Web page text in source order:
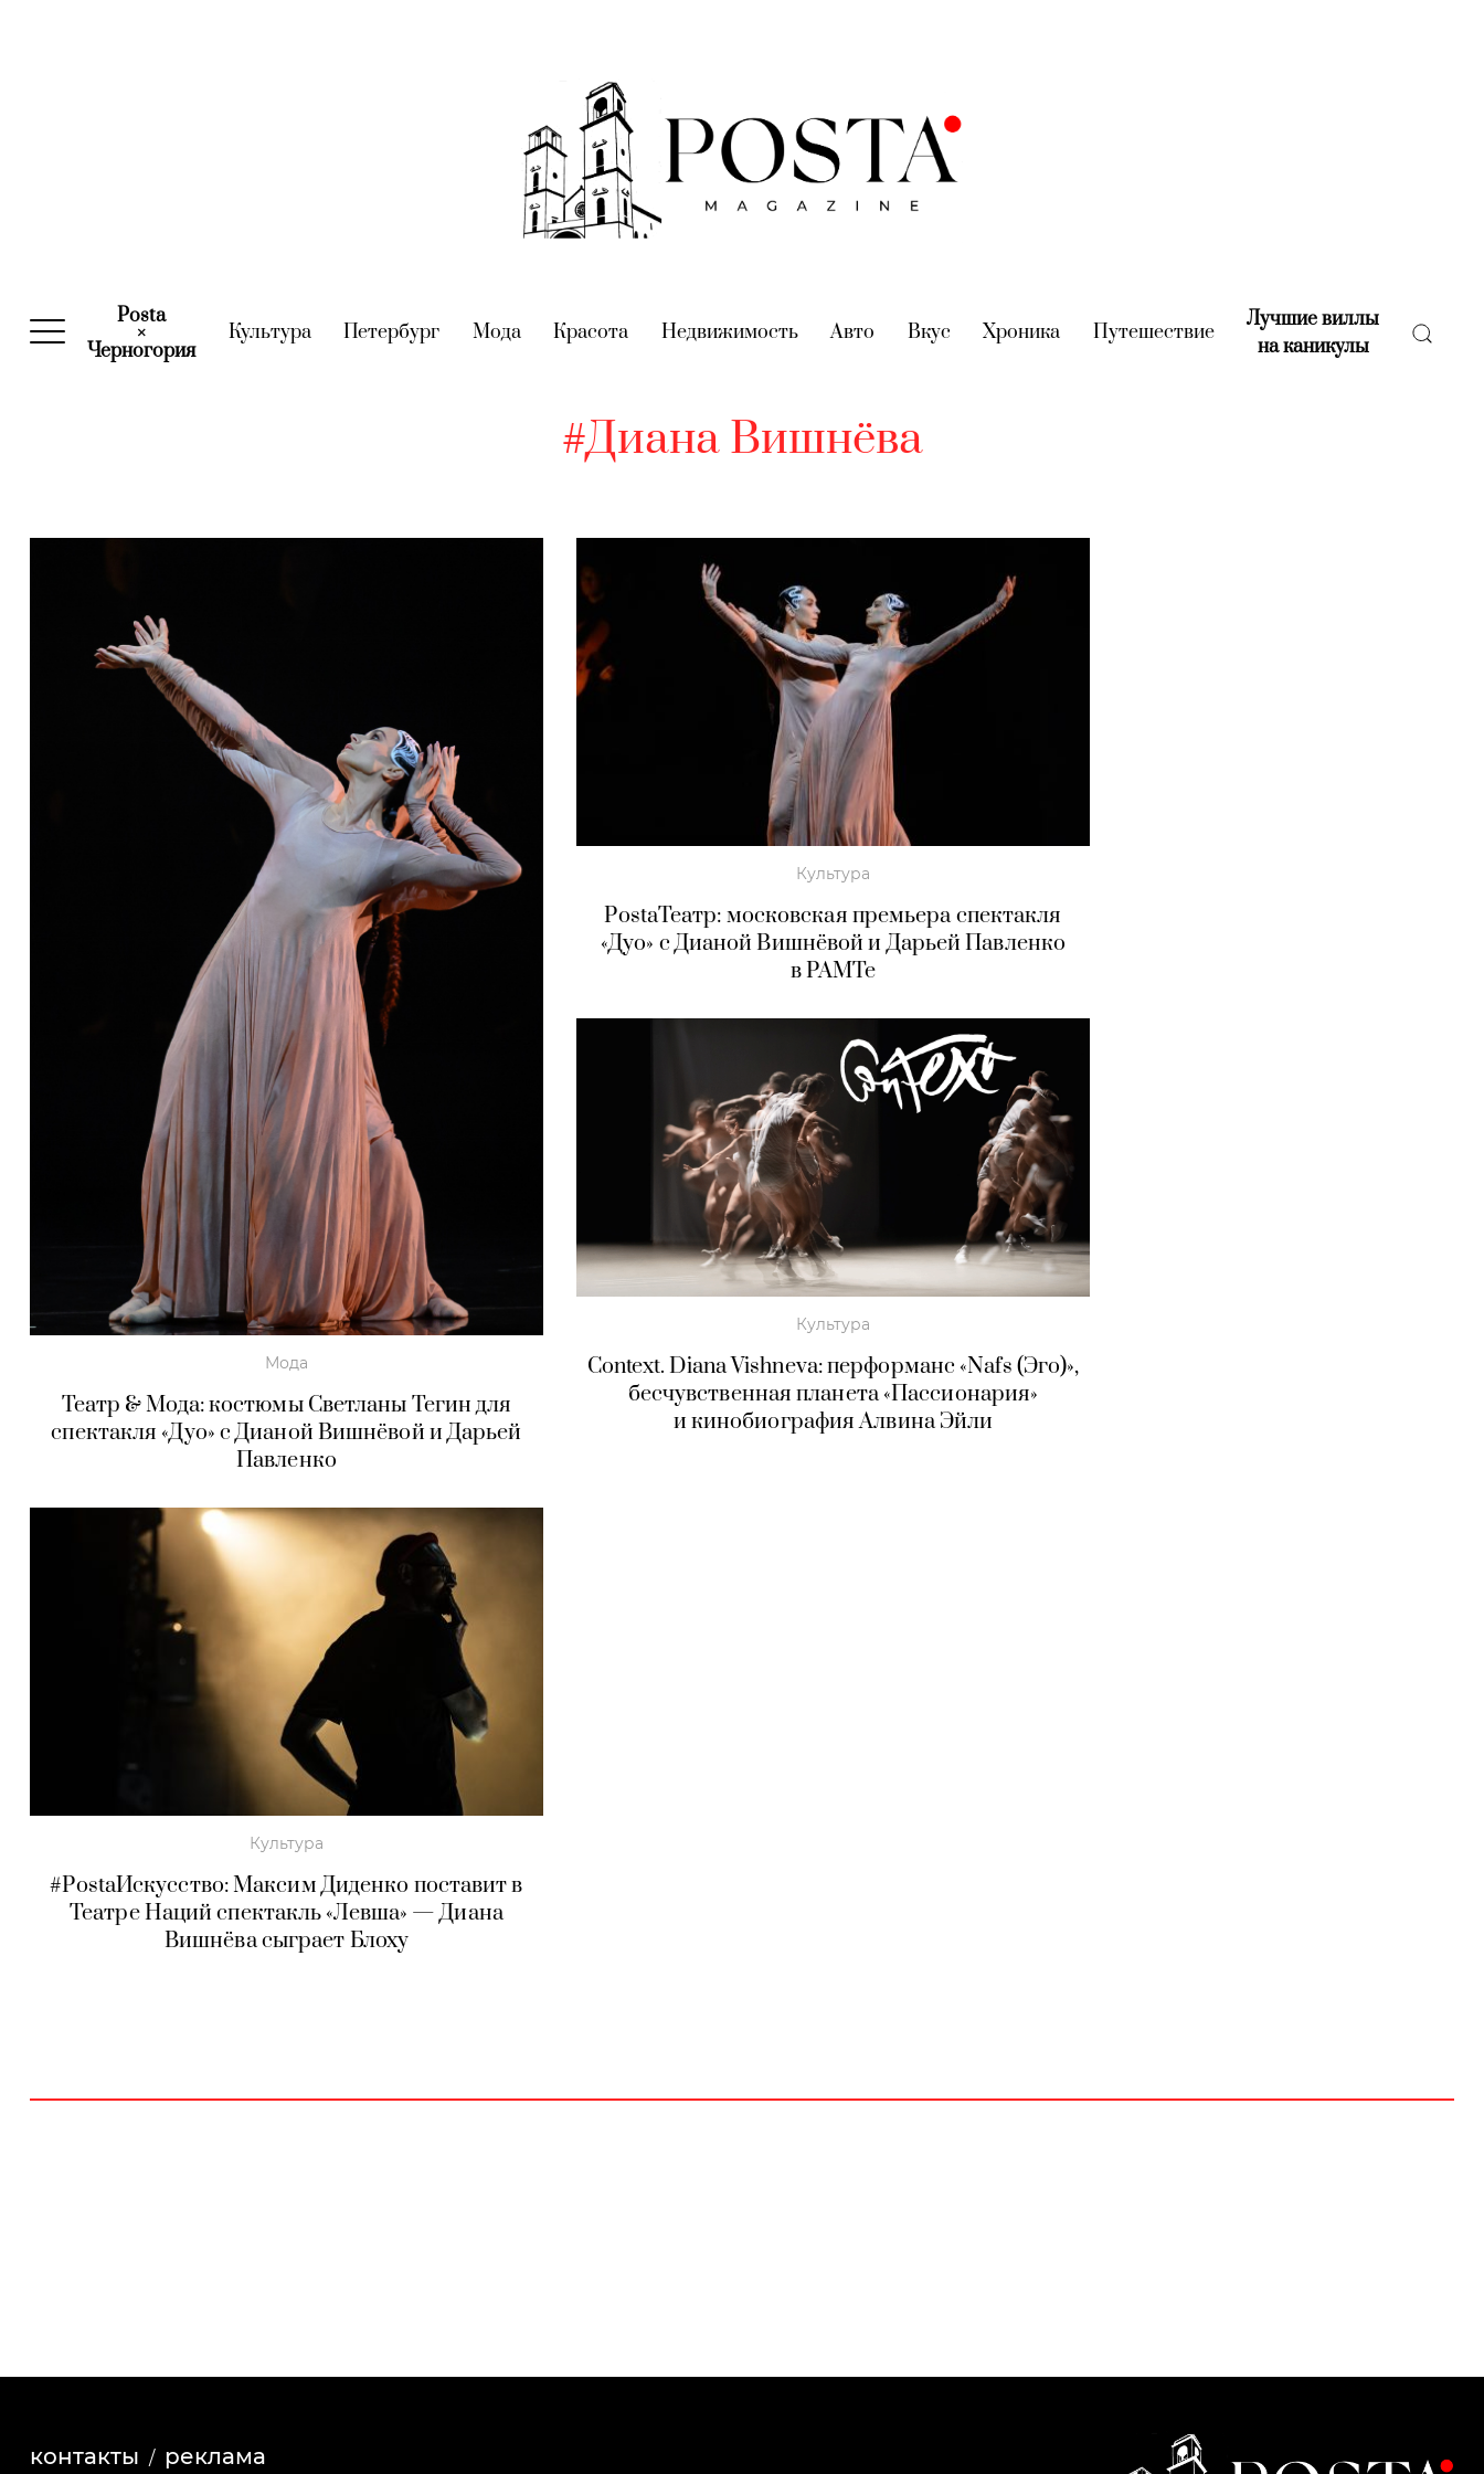
Posta
×
Черногория(current)
Культура(current)
Петербург (current)
Мода(current)
Красота (current)
Недвижимость(current)
Авто (current)
Вкус (current)
Хроника (current)
Путешествие(current)
Лучшие виллы
на каникулы(current)
#Диана Вишнёва
Мода
Театр & Мода: костюмы Светланы Тегин для
спектакля «Дуо» с Дианой Вишнёвой и Дарьей
Павленко
Культура
PostaТеатр: московская премьера спектакля
«Дуо» с Дианой Вишнёвой и Дарьей Павленко
в РАМТе
Культура
Context. Diana Vishneva: перформанс «Nafs (Эго)»,
бесчувственная планета «Пассионария»
и кинобиография Алвина Эйли
Культура
#PostaИскусство: Максим Диденко поставит в
Театре Наций спектакль «Левша» — Диана
Вишнёва сыграет Блоху
контакты реклама